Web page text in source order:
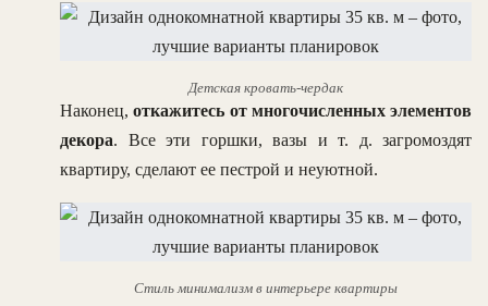
Детская кровать-чердак
Наконец,откажитесь от многочисленных элементов
декора. Все эти горшки, вазы и т. д. загромоздят
квартиру, сделают ее пестрой и неуютной.
Стиль минимализм в интерьере квартиры